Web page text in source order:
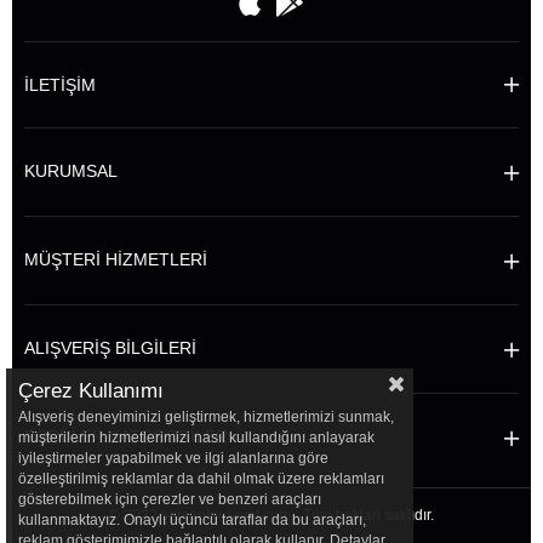
İLETİŞİM
KURUMSAL
MÜŞTERİ HİZMETLERİ
ALIŞVERİŞ BİLGİLERİ
POPÜLER KATEGORİLER
© 2022 sersanhirdavat.com - Tüm hakları saklıdır.
Çerez Kullanımı
Alışveriş deneyiminizi geliştirmek, hizmetlerimizi sunmak,
müşterilerin hizmetlerimizi nasıl kullandığını anlayarak
iyileştirmeler yapabilmek ve ilgi alanlarına göre
özelleştirilmiş reklamlar da dahil olmak üzere reklamları
gösterebilmek için çerezler ve benzeri araçları
kullanmaktayız. Onaylı üçüncü taraflar da bu araçları,